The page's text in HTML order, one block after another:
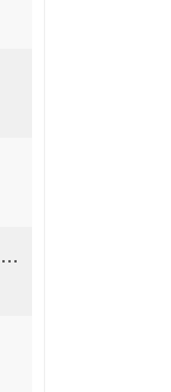
现场维护案例：罗迪克HART手操器无法开机、黑屏及按键失灵的修复思路